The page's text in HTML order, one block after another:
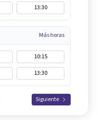
13:30
Más horas
10:15
13:30
Siguiente